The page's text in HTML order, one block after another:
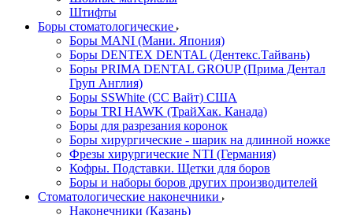
Штифты
Боры стоматологические
Боры MANI (Мани. Япония)
Боры DENTEX DENTAL (Дентекс.Тайвань)
Боры PRIMA DENTAL GROUP (Прима Дентал
Груп Англия)
Боры SSWhite (СС Вайт) США
Боры TRI HAWK (ТрайХак. Канада)
Боры для разрезания коронок
Боры хирургические - шарик на длинной ножке
Фрезы хирургические NTI (Германия)
Кофры. Подставки. Щетки для боров
Боры и наборы боров других производителей
Стоматологические наконечники
Наконечники (Казань)